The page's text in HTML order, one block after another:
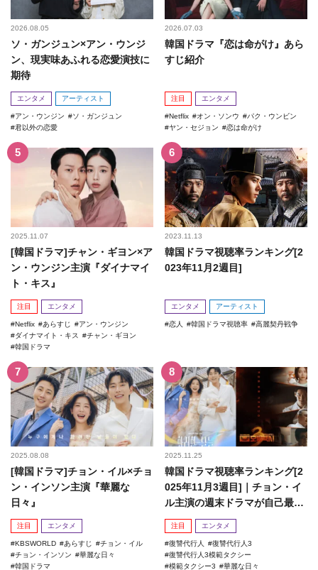
2026.08.05
ソ・ガンジュン×アン・ウンジ
ン、現実味あふれる恋愛演技に
期待
エンタメ アーティスト
アン・ウンジン
ソ・ガンジュン
君以外の恋愛
2026.07.03
韓国ドラマ『恋は命がけ』あら
すじ紹介
注目 エンタメ
Netflix オン・ソンウ
パク・ウンビン
ヤン・セジョン
恋は命がけ
2025.11.07
[韓国ドラマ]チャン・ギヨン×ア
ン・ウンジン主演『ダイナマイ
ト・キス』
注目 エンタメ
Netflix あらすじ
アン・ウンジン
ダイナマイト・キス
チャン・ギヨン
韓国ドラマ
2023.11.13
韓国ドラマ視聴率ランキング[2
023年11月2週目]
エンタメ アーティスト
恋人 韓国ドラマ視聴率 高麗契丹戦争
2025.08.08
[韓国ドラマ]チョン・イル×チョ
ン・インソン主演『華麗な
日々』
注目 エンタメ
KBSWORLD あらすじ
チョン・イル
チョン・インソン
華麗な日々
韓国ドラマ
2025.11.25
韓国ドラマ視聴率ランキング[2
025年11月3週目]｜チョン・イ
ル主演の週末ドラマが自己最高
記録を更新！
注目 エンタメ
復讐代行人
復讐代行人3
復讐代行人3模範タクシー
模範タクシー3
華麗な日々